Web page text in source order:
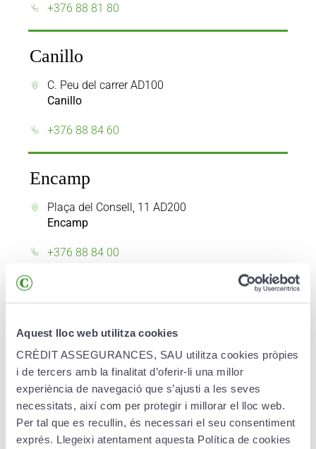
Aquest lloc web utilitza cookies
CRÈDIT ASSEGURANCES, SAU utilitza cookies pròpies
i de tercers amb la finalitat d’oferir-li una millor
experiència de navegació que s’ajusti a les seves
necessitats, així com per protegir i millorar el lloc web.
Per tal que es recullin, és necessari el seu consentiment
exprés. Llegeixi atentament aquesta Política de cookies
+376 88 81 80
Canillo
C. Peu del carrer AD100
Canillo
+376 88 84 60
Encamp
Plaça del Consell, 11 AD200
Encamp
+376 88 84 00
Escaldes
Av. Carlemany, 42 AD700
+376 88 82 00
La Massana